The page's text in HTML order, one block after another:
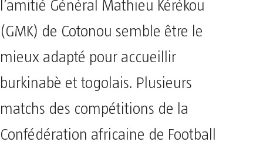
l’amitié Général Mathieu Kérékou
(GMK) de Cotonou semble être le
mieux adapté pour accueillir
burkinabè et togolais. Plusieurs
matchs des compétitions de la
Confédération africaine de Football